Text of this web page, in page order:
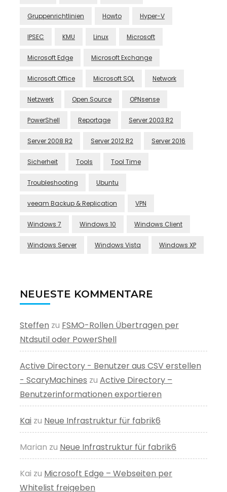
Gruppenrichtlinien Howto Hyper-V
IPSEC KMU Linux Microsoft
Microsoft Edge Microsoft Exchange
Microsoft Office Microsoft SQL Network
Netzwerk Open Source OPNsense
PowerShell Reportage Server 2003 R2
Server 2008 R2 Server 2012 R2 Server 2016
Sicherheit Tools Tool Time
Troubleshooting Ubuntu
veeam Backup & Replication VPN
Windows 7 Windows 10 Windows Client
Windows Server Windows Vista Windows XP
NEUESTE KOMMENTARE
Steffen zu FSMO-Rollen Übertragen per
Ntdsutil oder PowerShell
Active Directory - Benutzer aus CSV erstellen
- ScaryMachines zu Active Directory –
Benutzerinformationen exportieren
Kai zu Neue Infrastruktur für fabrik6
Marian zu Neue Infrastruktur für fabrik6
Kai zu Microsoft Edge – Webseiten per
Whitelist freigeben